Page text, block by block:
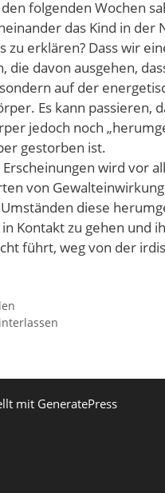
folgenden Wochen
das Kind in der
zu erklären? Dass wir
die davon ausgehen,
auf der
Es kann passieren,
jedoch noch
gestorben ist.
wird vor
von
diese
Kontakt zu gehen und
führt, weg von der
mit GeneratePress